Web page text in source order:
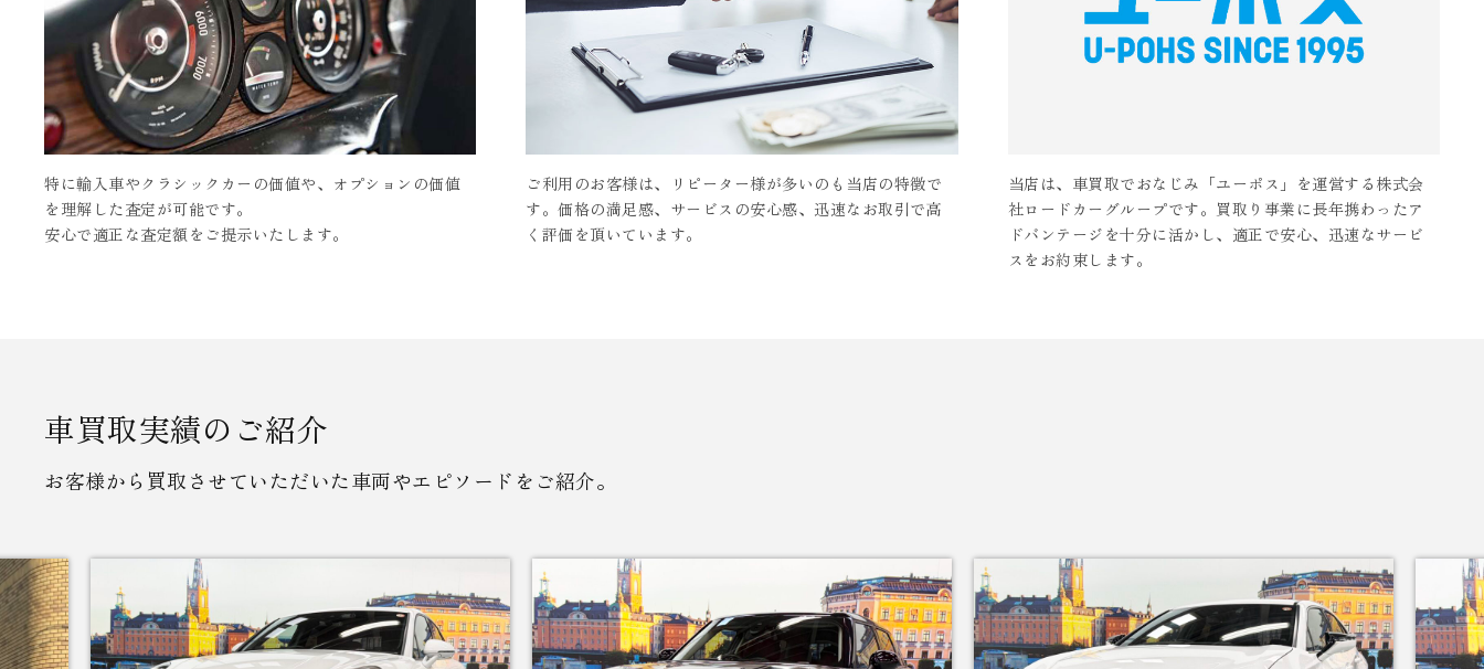
特に輸入車やクラシックカーの価値や、オプションの価値
を理解した査定が可能です。
安心で適正な査定額をご提示いたします。
ご利用のお客様は、リピーター様が多いのも当店の特徴で
す。価格の満足感、サービスの安心感、迅速なお取引で高
く評価を頂いています。
当店は、車買取でおなじみ「ユーポス」を運営する株式会
社ロードカーグループです。買取り事業に長年携わったア
ドバンテージを十分に活かし、適正で安心、迅速なサービ
スをお約束します。
車買取実績のご紹介
お客様から買取させていただいた車両やエピソードをご紹介。